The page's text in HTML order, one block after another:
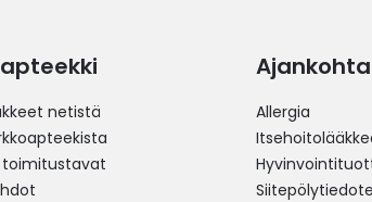
netistä
toimitustavat
Allergia